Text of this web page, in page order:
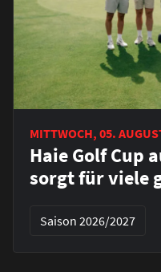
MITTWOCH, 05.
Haie Golf Cup
sorgt für viele
Saison 2026/2027